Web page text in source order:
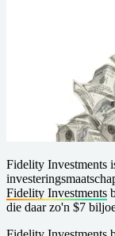
Fidelity Investments
Fidelity Investments
die daar zo'n $7